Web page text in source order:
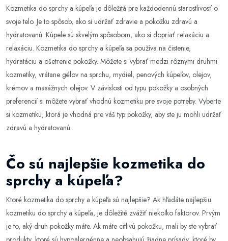
Kozmetika do sprchy a kúpeľa je dôležitá pre každodennú starostlivosť o
svoje telo. Je to spôsob, ako si udržať zdravie a pokožku zdravú a
hydratovanú. Kúpele sú skvelým spôsobom, ako si dopriať relaxáciu a
relaxáciu. Kozmetika do sprchy a kúpeľa sa používa na čistenie,
hydratáciu a ošetrenie pokožky. Môžete si vybrať medzi rôznymi druhmi
kozmetiky, vrátane gélov na sprchu, mydiel, penových kúpeľov, olejov,
krémov a masážnych olejov. V závislosti od typu pokožky a osobných
preferencií si môžete vybrať vhodnú kozmetiku pre svoje potreby. Vyberte
si kozmetiku, ktorá je vhodná pre váš typ pokožky, aby ste ju mohli udržať
zdravú a hydratovanú.
Čo sú najlepšie kozmetika do
sprchy a kúpeľa?
Ktoré kozmetika do sprchy a kúpeľa sú najlepšie? Ak hľadáte najlepšiu
kozmetiku do sprchy a kúpeľa, je dôležité zvážiť niekoľko faktorov. Prvým
je to, aký druh pokožky máte. Ak máte citlivú pokožku, mali by ste vybrať